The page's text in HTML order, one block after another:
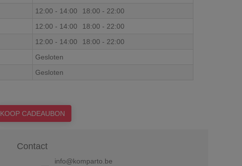
12:00 - 14:00 18:00 - 22:00
12:00 - 14:00 18:00 - 22:00
12:00 - 14:00 18:00 - 22:00
Gesloten
Gesloten
KOOP CADEAUBON
Contact
info@komparto.be